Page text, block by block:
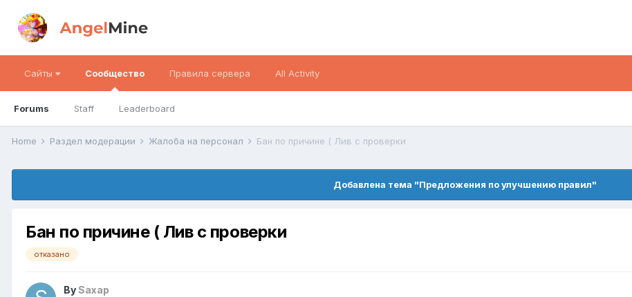
Сайты Сообщество
Forums Staff Leaderboard
Правила сервера All Activity
Home Раздел модерации Жалоба на персонал Бан по причине ( Лив с проверки
Добавлена тема "Предложения по улучшению правил"
Бан по причине ( Лив с проверки
отказано
BySaxap